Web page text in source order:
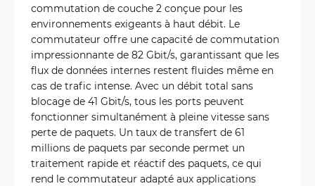
commutation de couche 2 conçue pour les
environnements exigeants à haut débit. Le
commutateur offre une capacité de commutation
impressionnante de 82 Gbit/s, garantissant que les
flux de données internes restent fluides même en
cas de trafic intense. Avec un débit total sans
blocage de 41 Gbit/s, tous les ports peuvent
fonctionner simultanément à pleine vitesse sans
perte de paquets. Un taux de transfert de 61
millions de paquets par seconde permet un
traitement rapide et réactif des paquets, ce qui
rend le commutateur adapté aux applications